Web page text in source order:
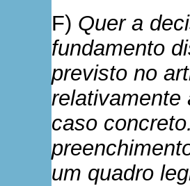
F) Quer a
fundamento
previsto no
relativamente
caso
um quadro